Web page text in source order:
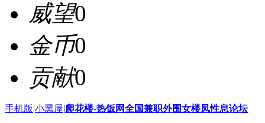
威望0
金币0
贡献0
手机版|小黑屋|爬花楼-热饭网全国兼职外围女楼凤性息论坛